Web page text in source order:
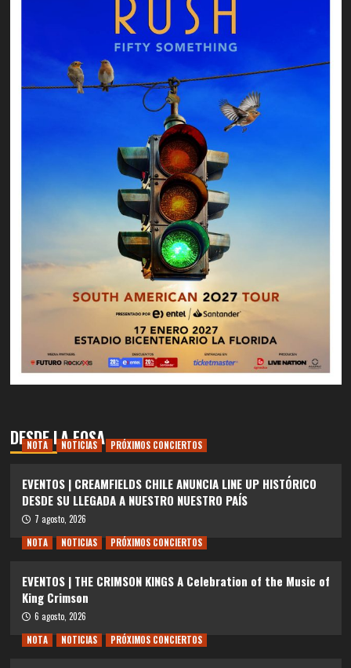
DESDE LA FOSA
NOTA NOTICIAS PRÓXIMOS CONCIERTOS
EVENTOS | CREAMFIELDS CHILE ANUNCIA LINE UP HISTÓRICO
DESDE SU LLEGADA A NUESTRO NUESTRO PAÍS
7 agosto, 2026
NOTA
NOTICIAS PRÓXIMOS CONCIERTOS
EVENTOS | THE CRIMSON KINGS A Celebration of the Music of
King Crimson
6 agosto, 2026
NOTA
NOTICIAS PRÓXIMOS CONCIERTOS